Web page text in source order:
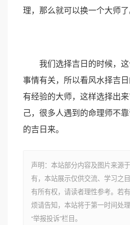
理，那么就可以换一个大师了
我们选择吉日的时候，这
事情有关，所以看风水择吉
有经验的大师，这样选择出
己，很多人遇到的命理师不
的吉日来。
声明：本站部分内容及图片来源
有，本站展示仅供交流、学习之
有所有权，请读者理性参考。若
烦请告知，本站将于第一时间处
“举报投诉”栏目。